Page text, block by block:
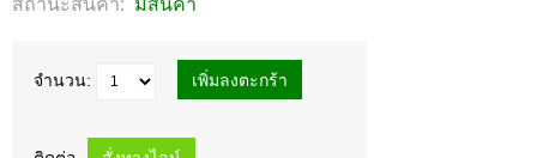
จำนวน: